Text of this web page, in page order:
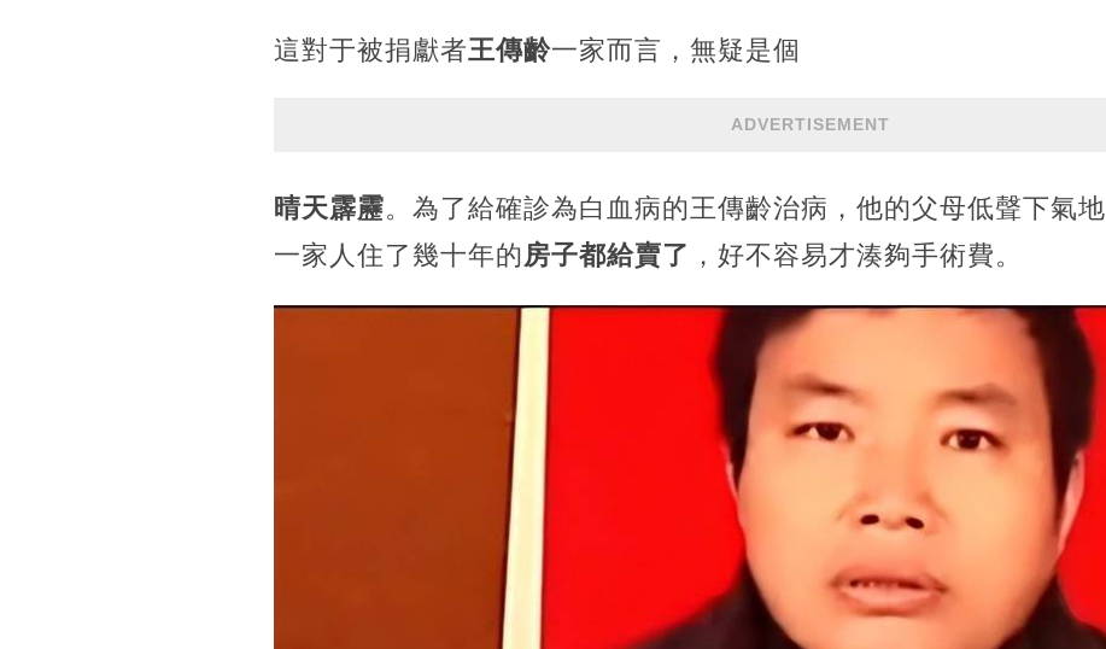
這對于被捐獻者王傳齡一家而言，無疑是個
ADVERTISEMENT
晴天霹靂。為了給確診為白血病的王傳齡治病，他的父母低聲下氣地
一家人住了幾十年的房子都給賣了 ，好不容易才湊夠手術費。